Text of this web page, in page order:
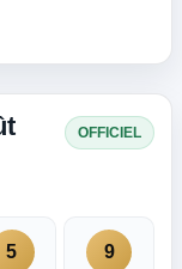
OFFICIEL
5 9